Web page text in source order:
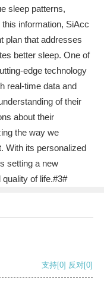
sleep patterns,
information, SiAcc
plan that addresses
better sleep. One of
edge technology
real-time data and
of their
about their
the way we
With its personalized
setting a new
of life.#3#
支持[0] 反对[0]